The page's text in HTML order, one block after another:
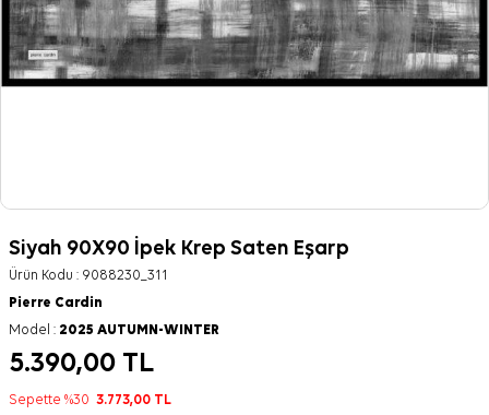
Siyah 90X90 İpek Krep Saten Eşarp
Ürün Kodu : 9088230_311
Pierre Cardin
Model : 2025 AUTUMN-WINTER
5.390,00 TL
Sepette %30 3.773,00 TL